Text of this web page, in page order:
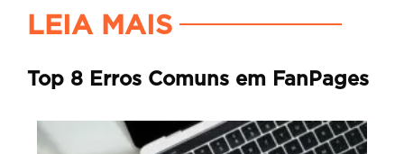
LEIA MAIS
Top 8 Erros Comuns em FanPages